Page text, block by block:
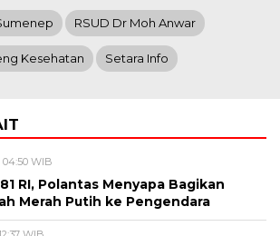
RSUD Dr Moh Anwar
Kesehatan Setara Info
04:50 WIB
RI, Polantas Menyapa Bagikan
Merah Putih ke Pengendara